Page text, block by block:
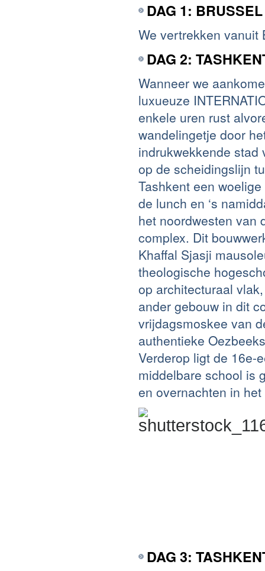
DAG 1:
We vertrekken
DAG 2:
Wanneer we
luxueuze
enkele uren rust
wandelingetje door
indrukwekkende stad
op de scheidingslijn
Tashkent een
de lunch en ‘s
het noordwesten van
complex. Dit
Khaffal Sjasji
theologische
op architecturaal
ander gebouw in dit
vrijdagsmoskee van
authentieke
Verderop ligt de 16e-
middelbare school is
en overnachten in
DAG 3: